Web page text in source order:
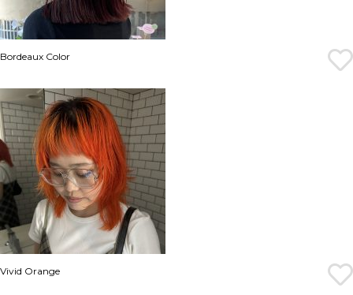
Bordeaux Color
Vivid Orange